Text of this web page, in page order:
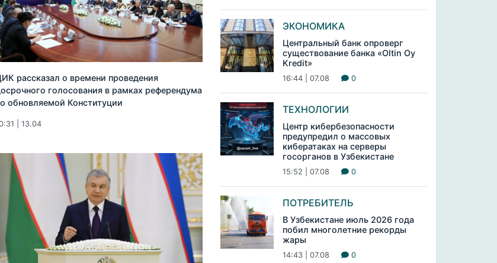
рассказал о времени проведения
голосования в рамках референдума
обновляемой Конституции
| 13.04
ЭКОНОМИКА
Центральный банк опроверг
существование банка «Oltin Oy
Kredit»
16:44 | 07.08 0
ТЕХНОЛОГИИ
Центр кибербезопасности
предупредил о массовых
кибератаках на серверы
госорганов в Узбекистане
15:52 | 07.08 0
ПОТРЕБИТЕЛЬ
В Узбекистане июль 2026 года
побил многолетние рекорды
жары
14:43 | 07.08 0